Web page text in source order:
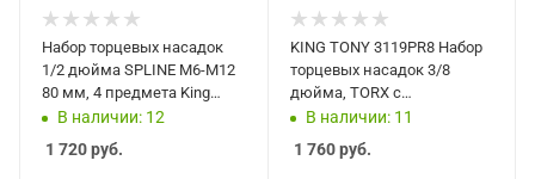
Набор торцевых насадок
1/2 дюйма SPLINE М6-M12
80 мм, 4 предмета King
Tony 4126PR
В наличии: 12
1 720руб.
KING TONY 3119PR8 Набор
торцевых насадок 3/8
дюйма, TORX с
отверстием, Т10-Т50 мм,
L=50 мм, 9 предметов
В наличии: 11
1 760руб.